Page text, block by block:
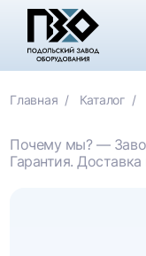
Главная Каталог
Почему мы? —
Гарантия.